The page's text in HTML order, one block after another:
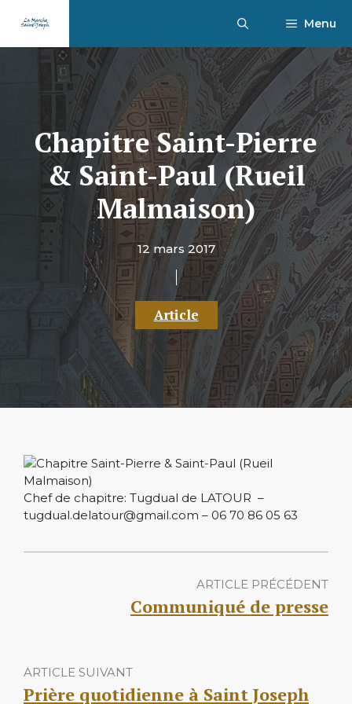
Menu
Chapitre Saint-Pierre
& Saint-Paul (Rueil
Malmaison)
12 mars 2017
Article
Chef de chapitre: Tugdual de LATOUR –
tugdual.delatour@gmail.com – 06 70 86 05 63
ARTICLE PRÉCÉDENT
Communiqué de presse
ARTICLE SUIVANT
Prière quotidienne à Saint Joseph